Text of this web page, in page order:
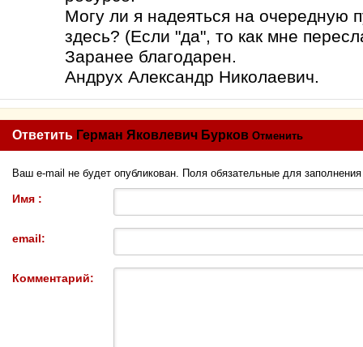
Могу ли я надеяться на очередную
здесь? (Если "да", то как мне
Заранее благодарен.
Андрух Александр Николаевич.
Ответить Герман Яковлевич Бурков Отменить
Ваш e-mail не будет опубликован. Поля обязательные для
Имя :
email:
Комментарий: